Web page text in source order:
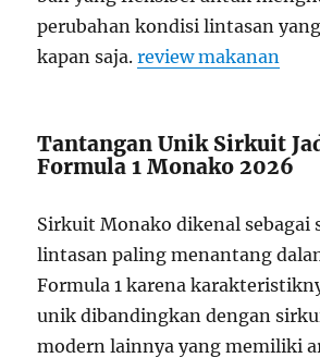
perubahan kondisi lintasan
kapan saja.review makanan
Tantangan Unik Sirkuit
Formula 1 Monako 2026
Sirkuit Monako dikenal sebagai
lintasan paling menantang
Formula 1 karena
unik dibandingkan dengan
modern lainnya yang memiliki